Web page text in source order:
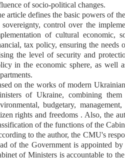
of socio-political changes.
article defines the basic powers of
sovereignty, control over the
of cultural economic,
tax policy, ensuring the needs
the level of security and
in the economic sphere, as well
on the works of modern
of Ukraine, combining
budgetary,
rights and freedoms . Also, the
of the functions of the
to the author, the CMU's
of the Government is appointed
of Ministers is accountable to